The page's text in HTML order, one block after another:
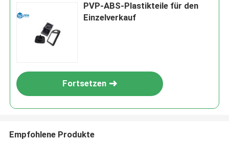
PVP-ABS-Plastikteile für den
Einzelverkauf
Fortsetzen
Empfohlene Produkte